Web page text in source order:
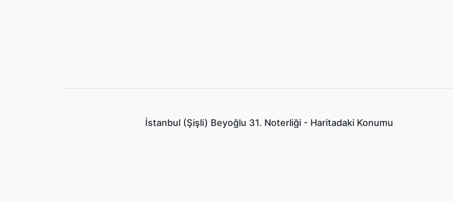
İstanbul (Şişli) Beyoğlu 31. Noterliği - Haritadaki Konumu